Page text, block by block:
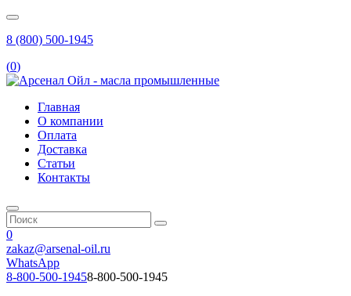
8 (800) 500-1945
(0)
Главная
О компании
Оплата
Доставка
Статьи
Контакты
0
zakaz@arsenal-oil.ru
WhatsApp
8-800-500-19458-800-500-1945